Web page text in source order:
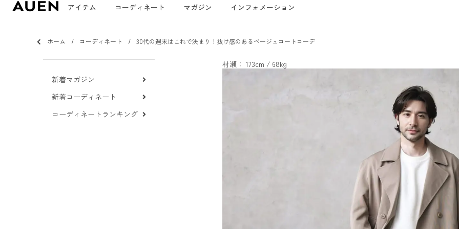
アイテム コーディネート マガジン インフォメーション
ホーム コーディネート 30代の週末はこれで決まり！抜け感のあるベージュコートコーデ
新着マガジン
新着コーディネート
コーディネートランキング
村瀬： 173cm / 68kg